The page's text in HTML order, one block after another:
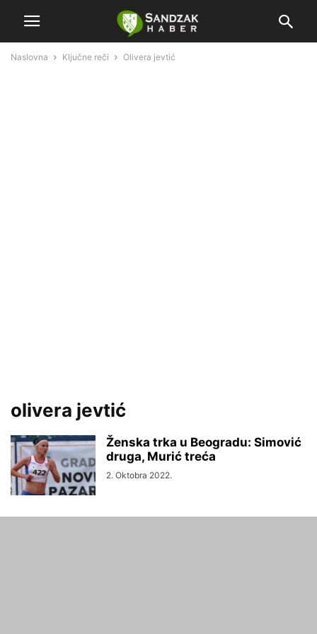
Naslovna Ključne reči Olivera jevtić
olivera jevtić
Ženska trka u Beogradu: Simović
druga, Murić treća
2. Oktobra 2022.